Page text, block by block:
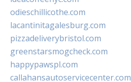
odieschillicothe.com
lacantinitagalesburg.com
pizzadeliverybristol.com
greenstarsmogcheck.com
happypawspl.com
callahansautoservicecenter.com